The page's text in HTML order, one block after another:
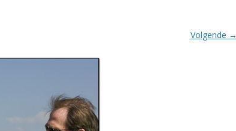
Volgende →